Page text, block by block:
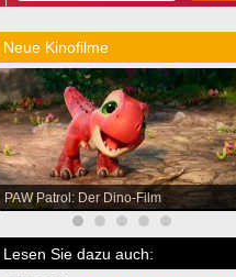
Neue Kinofilme
PAW Patrol: Der Dino-Film
Lesen Sie dazu auch: